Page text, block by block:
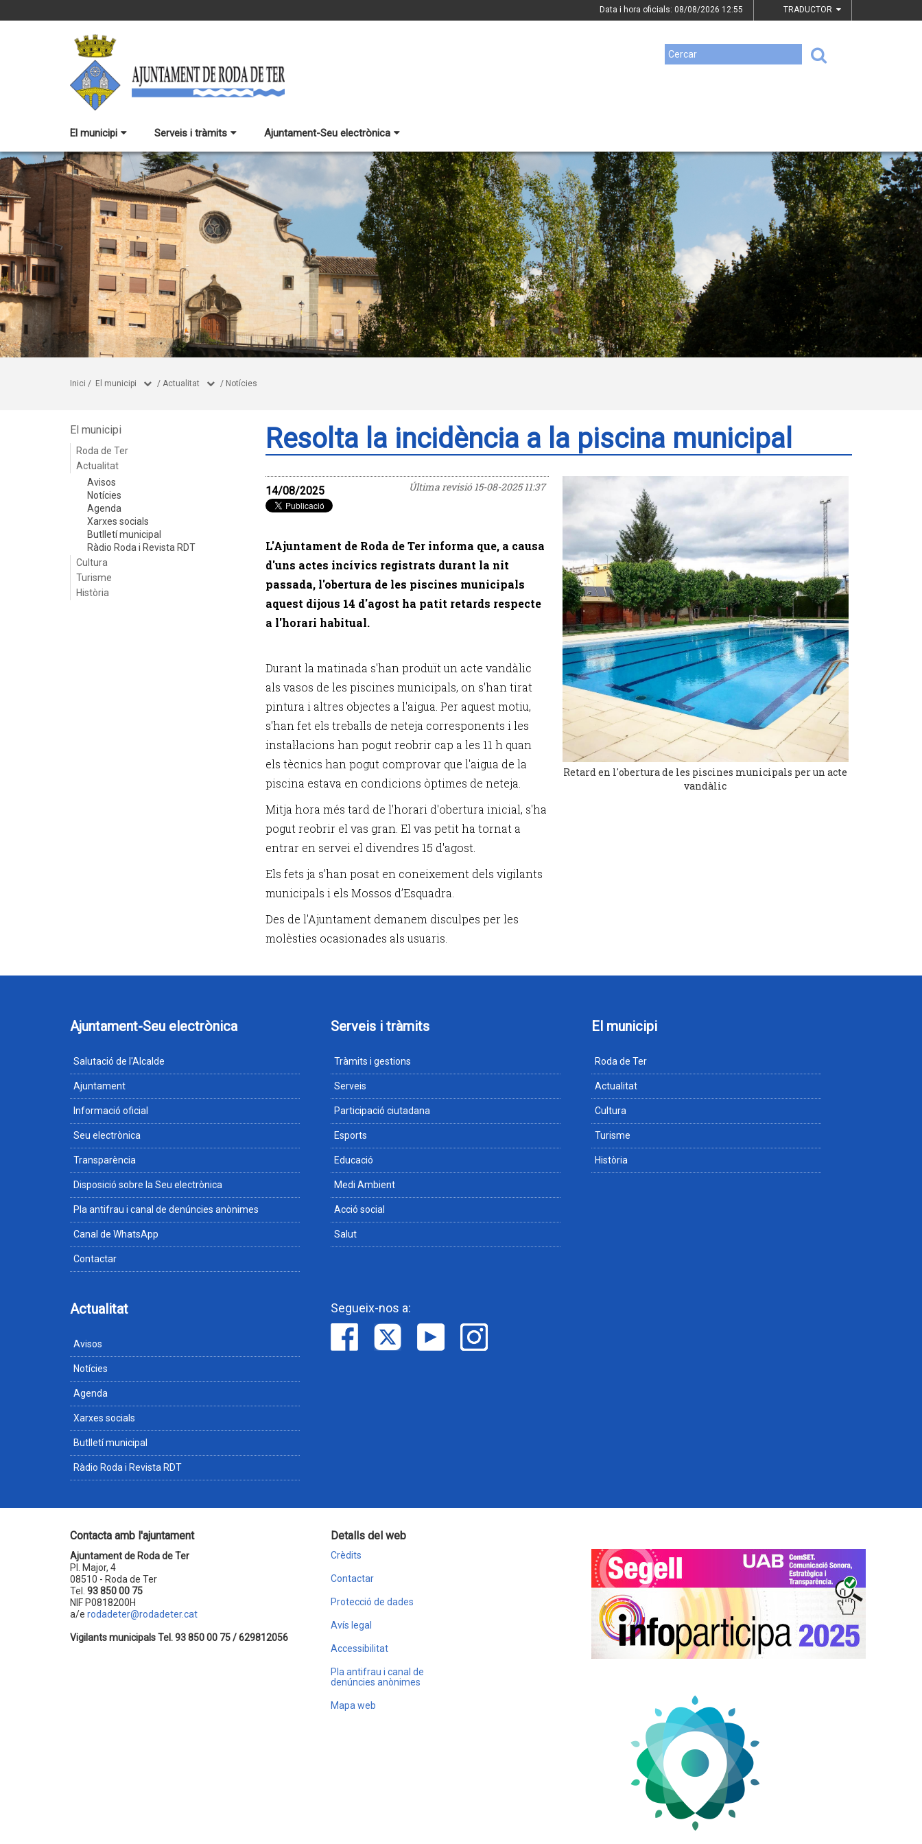
Data i hora oficials: 08/08/2026 12:55 TRADUCTOR
El municipi Serveis i tràmits Ajuntament-Seu electrònica
Inici / El municipi / Actualitat / Notícies
El municipi
Roda de Ter
Actualitat
Avisos
Notícies
Agenda
Xarxes socials
Butlletí municipal
Ràdio Roda i Revista RDT
Cultura
Turisme
Història
Resolta la incidència a la piscina municipal
Última revisió15-08-2025 11:37
14/08/2025
L'Ajuntament de Roda de Ter informa que, a causa
d'uns actes incívics registrats durant la nit
passada, l'obertura de les piscines municipals
aquest dijous 14 d'agost ha patit retards respecte
a l'horari habitual.
Durant la matinada s'han produït un acte vandàlic
als vasos de les piscines municipals, on s'han tirat
pintura i altres objectes a l'aigua. Per aquest motiu,
s'han fet els treballs de neteja corresponents i les
instal·lacions han pogut reobrir cap a les 11 h quan
els tècnics han pogut comprovar que l'aigua de la
piscina estava en condicions òptimes de neteja.
Mitja hora més tard de l'horari d'obertura inicial, s'ha
pogut reobrir el vas gran. El vas petit ha tornat a
entrar en servei el divendres 15 d'agost.
Els fets ja s'han posat en coneixement dels vigilants
municipals i els Mossos d’Esquadra.
Des de l'Ajuntament demanem disculpes per les
molèsties ocasionades als usuaris.
Retard en l'obertura de les piscines municipals per un acte
vandàlic
Ajuntament-Seu electrònica
Salutació de l'Alcalde
Ajuntament
Informació oficial
Seu electrònica
Transparència
Disposició sobre la Seu electrònica
Pla antifrau i canal de denúncies anònimes
Canal de WhatsApp
Contactar
Serveis i tràmits
Tràmits i gestions
Serveis
Participació ciutadana
Esports
Educació
Medi Ambient
Acció social
Salut
El municipi
Roda de Ter
Actualitat
Cultura
Turisme
Història
Actualitat
Avisos
Notícies
Agenda
Xarxes socials
Butlletí municipal
Ràdio Roda i Revista RDT
Segueix-nos a:
Contacta amb l'ajuntament
Ajuntament de Roda de Ter
Pl. Major, 4
08510 - Roda de Ter
Tel. 93 850 00 75
NIF P0818200H
a/e rodadeter@rodadeter.cat
Vigilants municipals Tel. 93 850 00 75 / 629812056
Detalls del web
Crèdits
Contactar
Protecció de dades
Avís legal
Accessibilitat
Pla antifrau i canal de
denúncies anònimes
Mapa web